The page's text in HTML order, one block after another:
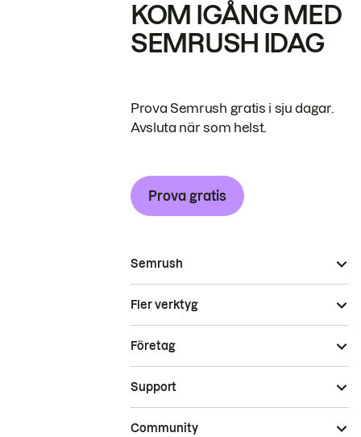
KOM IGÅNG MED
SEMRUSH IDAG
Prova Semrush gratis i sju dagar.
Avsluta när som helst.
Prova gratis
Semrush
Fler verktyg
Företag
Support
Community